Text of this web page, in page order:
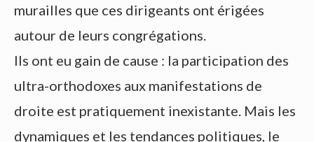
murailles que ces dirigeants ont érigées
autour de leurs congrégations.
Ils ont eu gain de cause : la participation des
ultra-orthodoxes aux manifestations de
droite est pratiquement inexistante. Mais les
dynamiques et les tendances politiques, le